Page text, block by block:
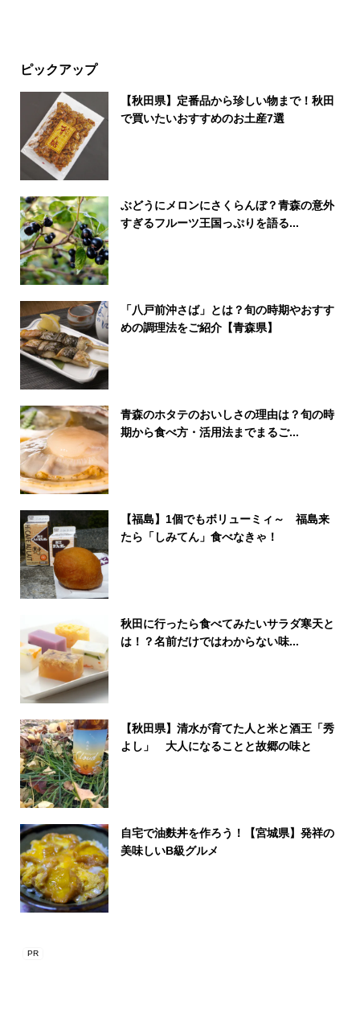
ピックアップ
【秋田県】定番品から珍しい物まで！秋田
で買いたいおすすめのお土産7選
ぶどうにメロンにさくらんぼ？青森の意外
すぎるフルーツ王国っぷりを語る...
「八戸前沖さば」とは？旬の時期やおすす
めの調理法をご紹介【青森県】
青森のホタテのおいしさの理由は？旬の時
期から食べ方・活用法までまるご...
【福島】1個でもボリューミィ～ 福島来
たら「しみてん」食べなきゃ！
秋田に行ったら食べてみたいサラダ寒天と
は！？名前だけではわからない味...
【秋田県】清水が育てた人と米と酒王「秀
よし」 大人になることと故郷の味と
自宅で油麩丼を作ろう！【宮城県】発祥の
美味しいB級グルメ